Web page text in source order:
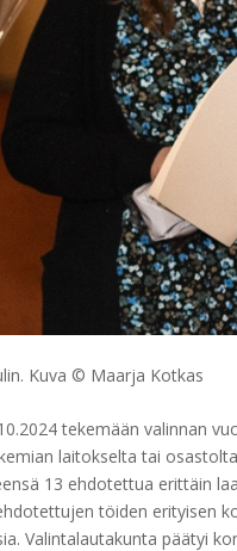
Kuva © Maarja Kotkas
tekemään valinnan
laitokselta tai
13 ehdotettua erittäin
töiden erityisen
Valintalautakunta päätyi